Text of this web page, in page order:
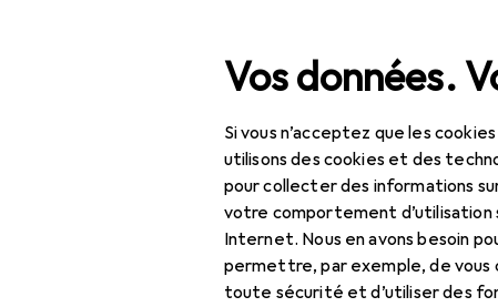
Vos données.
Si vous n’acceptez que les
utilisons des cookies et des
pour collecter des informations
votre comportement d’utilisation
Internet. Nous en avons besoin
permettre, par exemple, de vous
toute sécurité et d’utiliser des
Recherche
Tout l'assortiment IT +
Routeur
ProduitsForum